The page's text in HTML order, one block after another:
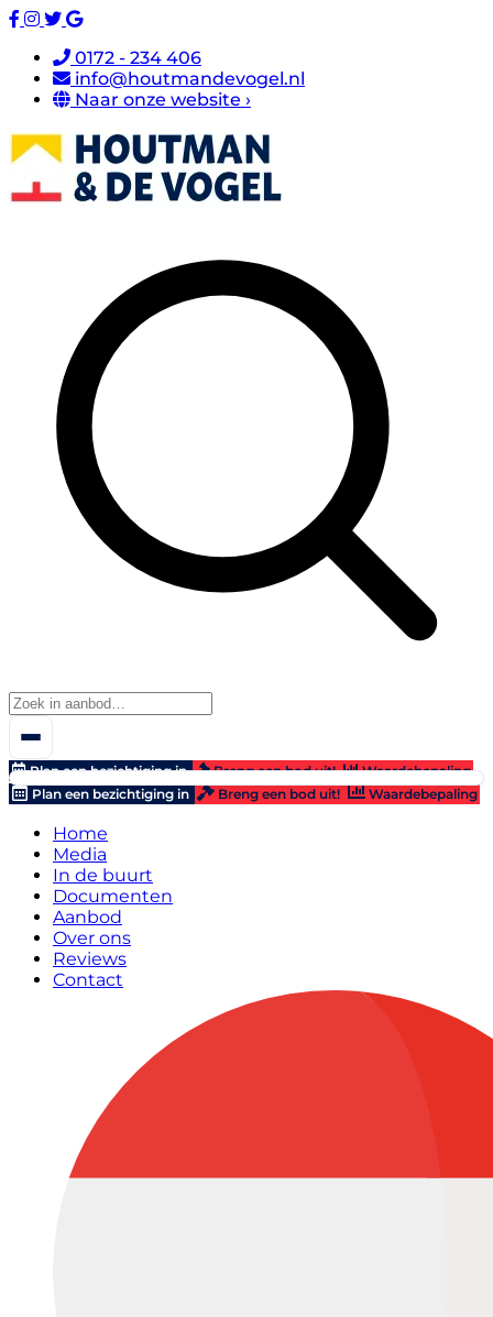
0172 - 234 406
info@houtmandevogel.nl
Naar onze website ›
Plan een bezichtiging in Breng een bod uit!
Waardebepaling
Plan een bezichtiging in
Breng een bod uit! Waardebepaling
Home
Media
In de buurt
Documenten
Aanbod
Over ons
Reviews
Contact